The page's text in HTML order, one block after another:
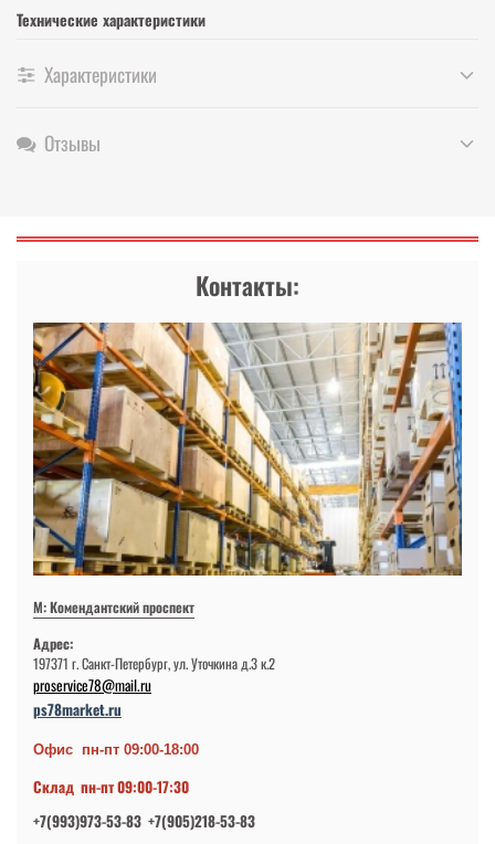
Технические характеристики
Характеристики
Отзывы
Контакты:
М: Комендантский проспект
Адрес:
197371 г. Санкт-Петербург, ул. Уточкина д.3 к.2
proservice78@mail.ru
ps78market.ru
Офис пн-пт 09:00-18:00
Склад пн-пт 09:00-17:30
+7(993)973-53-83 +7(905)218-53-83